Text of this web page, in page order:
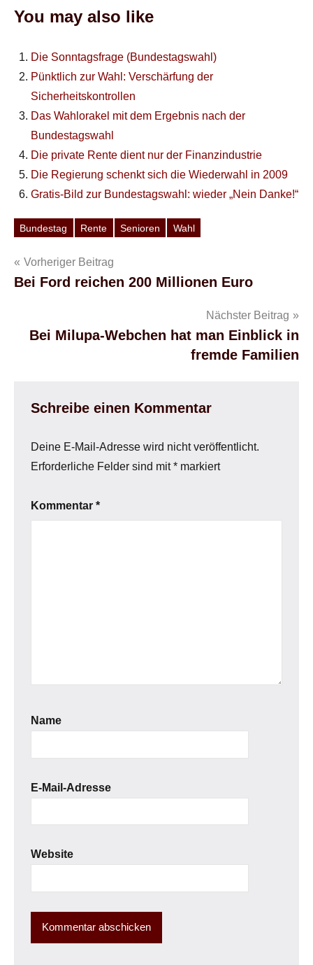
You may also like
Die Sonntagsfrage (Bundestagswahl)
Pünktlich zur Wahl: Verschärfung der
Sicherheitskontrollen
Das Wahlorakel mit dem Ergebnis nach der
Bundestagswahl
Die private Rente dient nur der Finanzindustrie
Die Regierung schenkt sich die Wiederwahl in 2009
Gratis-Bild zur Bundestagswahl: wieder „Nein Danke!“
Schlagwörter
Bundestag Rente Senioren Wahl
Beitragsnavigation
Vorheriger Beitrag
Bei Ford reichen 200 Millionen Euro
Nächster Beitrag
Bei Milupa-Webchen hat man Einblick in
fremde Familien
Schreibe einen Kommentar
Deine E-Mail-Adresse wird nicht veröffentlicht.
Erforderliche Felder sind mit* markiert
Kommentar *
Name
E-Mail-Adresse
Website